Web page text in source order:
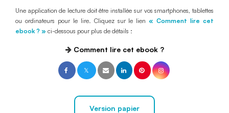
Une application de lecture doit être installée sur vos smartphones, tablettes
ou ordinateurs pour le lire. Cliquez sur le lien« Comment lire cet
ebook ? » ci-dessous pour plus de détails :
Comment lire cet ebook ?
Version papier